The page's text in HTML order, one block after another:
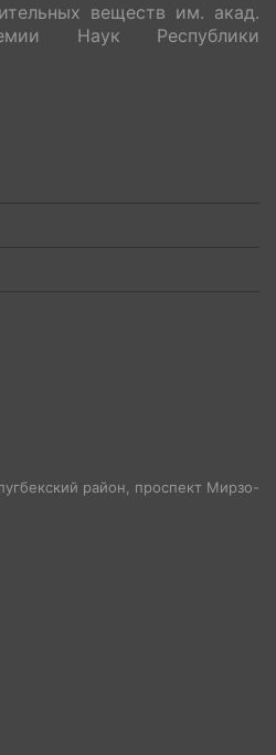
веществ им. акад.
Наук Республики
район, проспект Мирзо-